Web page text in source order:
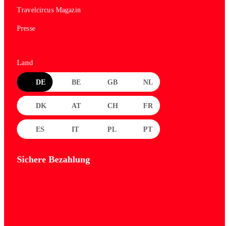
Travelcircus Magazin
Presse
Land
DE BE GB NL
DK AT CH FR
ES IT PL PT
Sichere Bezahlung